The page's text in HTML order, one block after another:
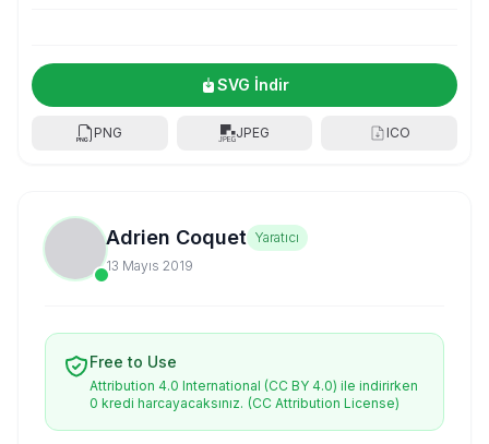
SVG İndir
PNG JPEG ICO
Adrien Coquet Yaratıcı
13 Mayıs 2019
Free to Use
Attribution 4.0 International (CC BY 4.0) ile indirirken
0 kredi harcayacaksınız. (CC Attribution License)